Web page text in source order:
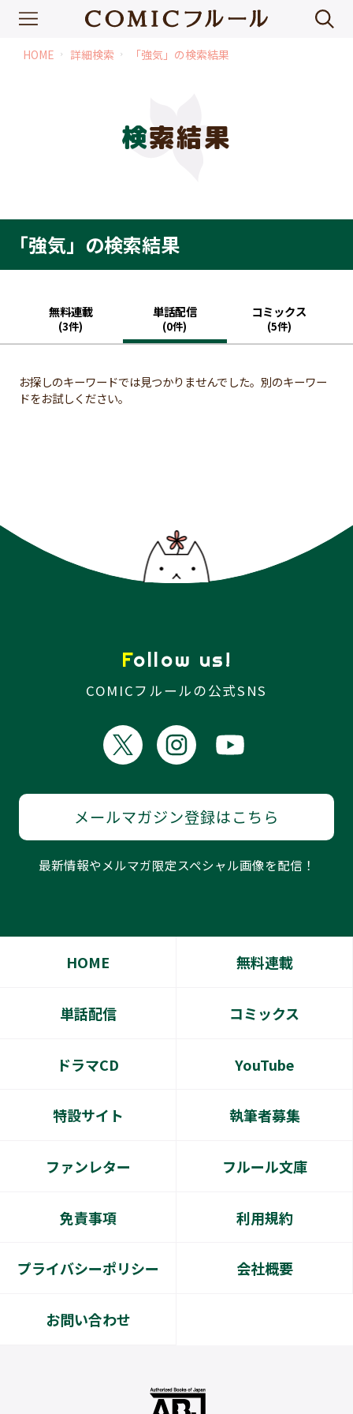
HOME chevron_right 詳細検索 chevron_right 「強気」の検索結果
検索結果
「強気」の検索結果
無料連載
(3件)
単話配信
(0件)
コミックス
(5件)
お探しのキーワードでは見つかりませんでした。別のキーワー
ドをお試しください。
Follow us!
COMICフルールの公式SNS
メールマガジン登録はこちら
最新情報やメルマガ限定スペシャル画像を配信！
HOME 無料連載
単話配信 コミックス
ドラマCD YouTube
特設サイト 執筆者募集
ファンレター フルール文庫
免責事項 利用規約
プライバシーポリシー 会社概要
お問い合わせ